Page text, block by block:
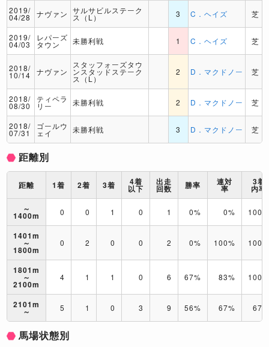
2019/
04/28 ナヴァン サルサビルステーク
ス（L） 3 C．ヘイズ 芝
2019/
04/03
レパーズ
タウン 未勝利戦 1 C．ヘイズ 芝
2018/
10/14 ナヴァン
スタッフォーズタウ
ンスタッドステーク
ス（L）
2 D．マクドノー 芝
2018/
08/30
ティペラ
リー 未勝利戦 2 D．マクドノー 芝
2018/
07/31
ゴールウ
ェイ 未勝利戦 3 D．マクドノー 芝
距離別
距離 1着 2着 3着 4着
以下
出走
回数 勝率 連対
率
3着
内率
～
1400m 0 0 1 0 1 0% 0%
1401m
～
1800m
0 2 0 0 2 0% 100%
1801m
～
2100m
4 1 1 0 6 67% 83%
2101m
～ 5 1 0 3 9 56% 67%
馬場状態別